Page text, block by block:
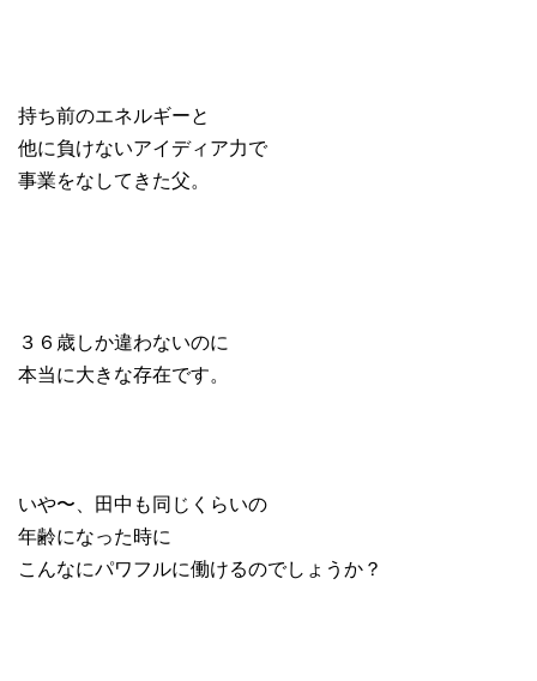
持ち前のエネルギーと
他に負けないアイディア力で
事業をなしてきた父。
３６歳しか違わないのに
本当に大きな存在です。
いや〜、田中も同じくらいの
年齢になった時に
こんなにパワフルに働けるのでしょうか？